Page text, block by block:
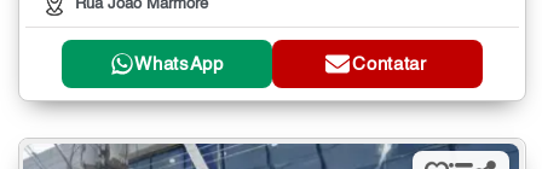
Rua João Mármore
WhatsApp Contatar